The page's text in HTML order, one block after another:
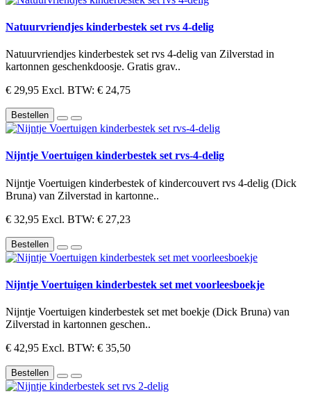
Natuurvriendjes kinderbestek set rvs 4-delig
Natuurvriendjes kinderbestek set rvs 4-delig van Zilverstad in
kartonnen geschenkdoosje. Gratis grav..
€ 29,95 Excl. BTW: € 24,75
Bestellen
Nijntje Voertuigen kinderbestek set rvs-4-delig
Nijntje Voertuigen kinderbestek of kindercouvert rvs 4-delig (Dick
Bruna) van Zilverstad in kartonne..
€ 32,95 Excl. BTW: € 27,23
Bestellen
Nijntje Voertuigen kinderbestek set met voorleesboekje
Nijntje Voertuigen kinderbestek set met boekje (Dick Bruna) van
Zilverstad in kartonnen geschen..
€ 42,95 Excl. BTW: € 35,50
Bestellen